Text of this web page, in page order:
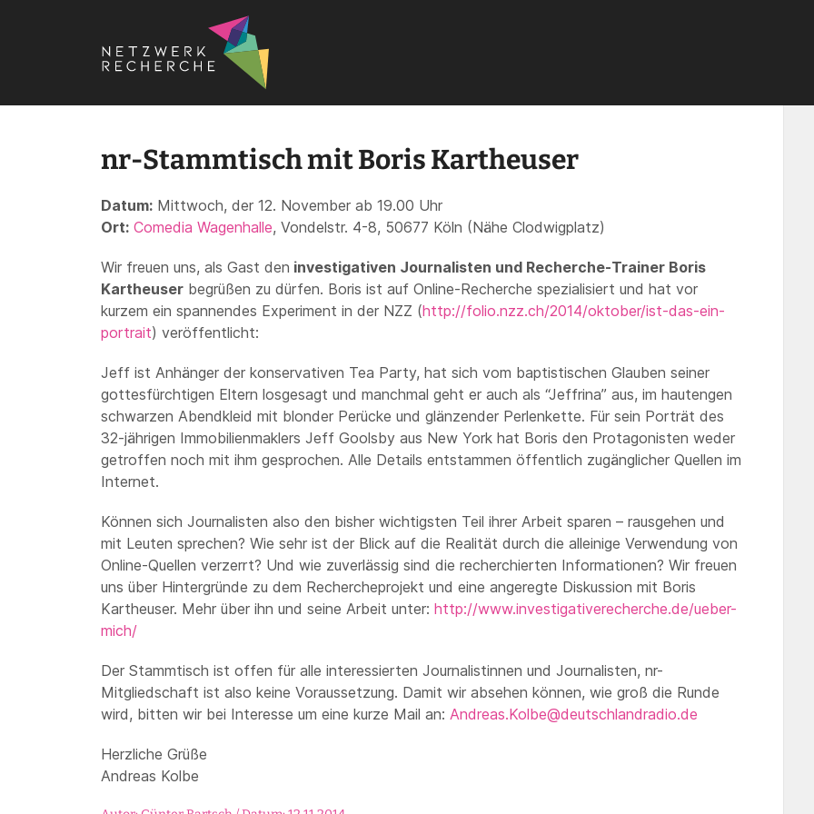
Startseite › Termine › Stammtische
nr-Stammtisch mit Boris Kartheuser
Datum: Mittwoch, der 12. November ab 19.00 Uhr
Ort: Comedia Wagenhalle, Vondelstr. 4-8, 50677 Köln (Nähe Clodwigplatz)
Wir freuen uns, als Gast den investigativen Journalisten und Recherche-Trainer Boris
Kartheuser begrüßen zu dürfen. Boris ist auf Online-Recherche spezialisiert und hat vor
kurzem ein spannendes Experiment in der NZZ (http://folio.nzz.ch/2014/oktober/ist-das-ein-
portrait) veröffentlicht:
Jeff ist Anhänger der konservativen Tea Party, hat sich vom baptistischen Glauben seiner
gottesfürchtigen Eltern losgesagt und manchmal geht er auch als “Jeffrina” aus, im hautengen
schwarzen Abendkleid mit blonder Perücke und glänzender Perlenkette. Für sein Porträt des
32-jährigen Immobilienmaklers Jeff Goolsby aus New York hat Boris den Protagonisten weder
getroffen noch mit ihm gesprochen. Alle Details entstammen öffentlich zugänglicher Quellen im
Internet.
Können sich Journalisten also den bisher wichtigsten Teil ihrer Arbeit sparen – rausgehen und
mit Leuten sprechen? Wie sehr ist der Blick auf die Realität durch die alleinige Verwendung von
Online-Quellen verzerrt? Und wie zuverlässig sind die recherchierten Informationen? Wir freuen
uns über Hintergründe zu dem Rechercheprojekt und eine angeregte Diskussion mit Boris
Kartheuser. Mehr über ihn und seine Arbeit unter: http://www.investigativerecherche.de/ueber-
mich/
Der Stammtisch ist offen für alle interessierten Journalistinnen und Journalisten, nr-
Mitgliedschaft ist also keine Voraussetzung. Damit wir absehen können, wie groß die Runde
wird, bitten wir bei Interesse um eine kurze Mail an: Andreas.Kolbe@deutschlandradio.de
Herzliche Grüße
Andreas Kolbe